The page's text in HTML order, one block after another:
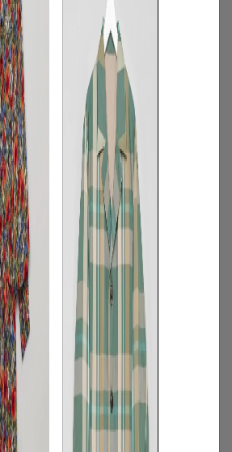
コーディネート /
【甘シャツ・ブラウス100選】大人可愛い
夏コーデにおすすめ！映えトップスを厳
選
2026.07.16
ニュース